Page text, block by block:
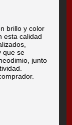
brillo y color
esta calidad
que se
junto